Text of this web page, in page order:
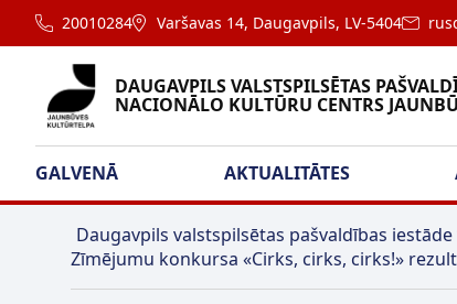
20010284 Varšavas 14, Daugavpils, LV-5404
DAUGAVPILS VALSTSPILSĒTAS
NACIONĀLO KULTŪRU CENTRS
GALVENĀ AKTUALITĀTES
Daugavpils valstspilsētas pašvaldības
Zīmējumu konkursa «Cirks, cirks, cirks!»